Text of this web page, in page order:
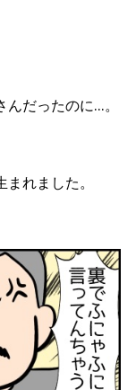
だったのに…。
れました。